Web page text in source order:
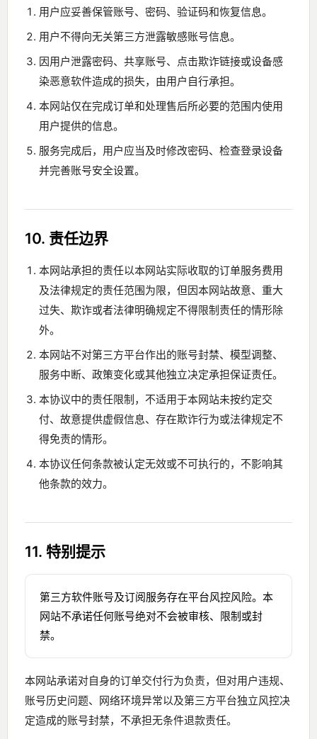
用户应妥善保管账号、密码、验证码和恢复信息。
用户不得向无关第三方泄露敏感账号信息。
因用户泄露密码、共享账号、点击欺诈链接或设备感
染恶意软件造成的损失，由用户自行承担。
本网站仅在完成订单和处理售后所必要的范围内使用
用户提供的信息。
服务完成后，用户应当及时修改密码、检查登录设备
并完善账号安全设置。
10. 责任边界
本网站承担的责任以本网站实际收取的订单服务费用
及法律规定的责任范围为限，但因本网站故意、重大
过失、欺诈或者法律明确规定不得限制责任的情形除
外。
本网站不对第三方平台作出的账号封禁、模型调整、
服务中断、政策变化或其他独立决定承担保证责任。
本协议中的责任限制，不适用于本网站未按约定交
付、故意提供虚假信息、存在欺诈行为或法律规定不
得免责的情形。
本协议任何条款被认定无效或不可执行的，不影响其
他条款的效力。
11. 特别提示
第三方软件账号及订阅服务存在平台风控风险。本
网站不承诺任何账号绝对不会被审核、限制或封
禁。
本网站承诺对自身的订单交付行为负责，但对用户违规、
账号历史问题、网络环境异常以及第三方平台独立风控决
定造成的账号封禁，不承担无条件退款责任。